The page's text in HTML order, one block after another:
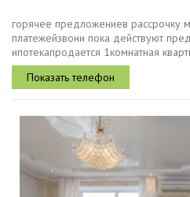
горячее предложениев рассрочку
платежейзвони пока действуют
ипотекапродается 1комнатная
квартире общая площадь 34,3
них кухня 12,2...